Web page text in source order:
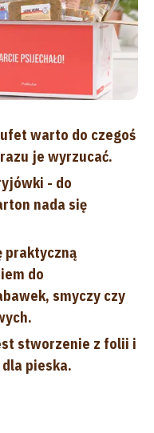
warto do czegoś
je wyrzucać.
- do
nada się
praktyczną
do
smyczy czy
stworzenie z folii i
pieska.